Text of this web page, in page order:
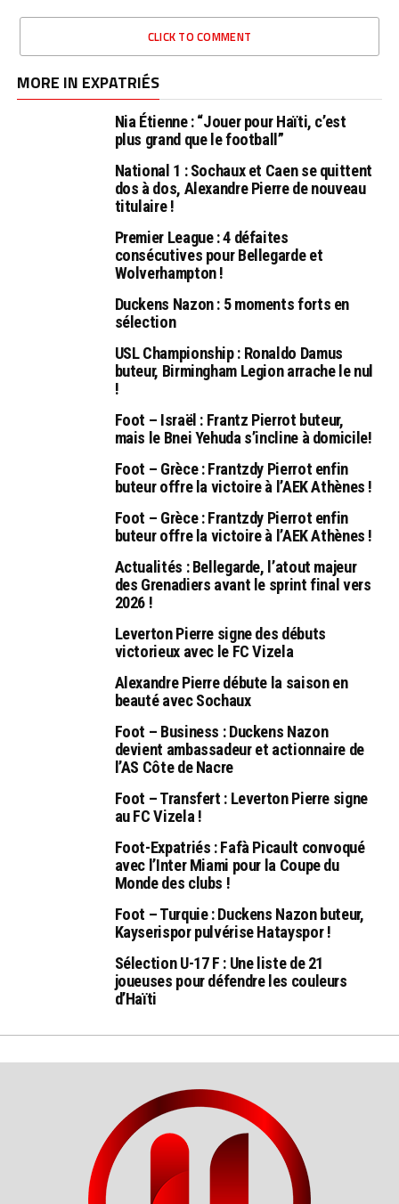
CLICK TO COMMENT
MORE IN EXPATRIÉS
Nia Étienne : “Jouer pour Haïti, c’est
plus grand que le football”
National 1 : Sochaux et Caen se quittent
dos à dos, Alexandre Pierre de nouveau
titulaire !
Premier League : 4 défaites
consécutives pour Bellegarde et
Wolverhampton !
Duckens Nazon : 5 moments forts en
sélection
USL Championship : Ronaldo Damus
buteur, Birmingham Legion arrache le nul
!
Foot – Israël : Frantz Pierrot buteur,
mais le Bnei Yehuda s’incline à domicile!
Foot – Grèce : Frantzdy Pierrot enfin
buteur offre la victoire à l’AEK Athènes !
Foot – Grèce : Frantzdy Pierrot enfin
buteur offre la victoire à l’AEK Athènes !
Actualités : Bellegarde, l’atout majeur
des Grenadiers avant le sprint final vers
2026 !
Leverton Pierre signe des débuts
victorieux avec le FC Vizela
Alexandre Pierre débute la saison en
beauté avec Sochaux
Foot – Business : Duckens Nazon
devient ambassadeur et actionnaire de
l’AS Côte de Nacre
Foot – Transfert : Leverton Pierre signe
au FC Vizela !
Foot-Expatriés : Fafà Picault convoqué
avec l’Inter Miami pour la Coupe du
Monde des clubs !
Foot – Turquie : Duckens Nazon buteur,
Kayserispor pulvérise Hatayspor !
Sélection U-17 F : Une liste de 21
joueuses pour défendre les couleurs
d’Haïti